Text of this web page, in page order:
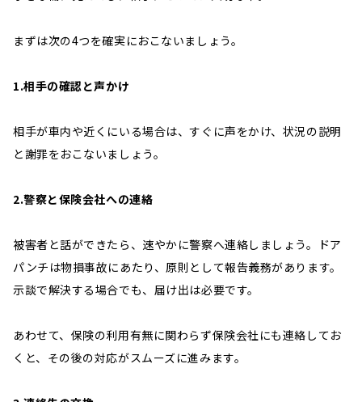
まずは次の4つを確実におこないましょう。
1.相手の確認と声かけ
相手が車内や近くにいる場合は、すぐに声をかけ、状況の説明
と謝罪をおこないましょう。
2.警察と保険会社への連絡
被害者と話ができたら、速やかに警察へ連絡しましょう。ドア
パンチは物損事故にあたり、原則として報告義務があります。
示談で解決する場合でも、届け出は必要です。
あわせて、保険の利用有無に関わらず保険会社にも連絡してお
くと、その後の対応がスムーズに進みます。